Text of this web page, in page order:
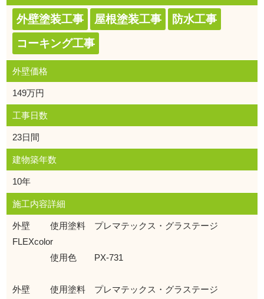
外壁塗装工事 屋根塗装工事
防水工事
コーキング工事
外壁価格
149万円
工事日数
23日間
建物築年数
10年
施工内容詳細
外壁 使用塗料 プレマテックス・グラステージ
FLEXcolor
使用色 PX-731
外壁 使用塗料 プレマテックス・グラステージ